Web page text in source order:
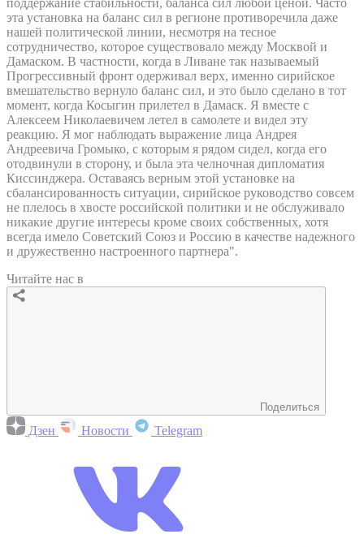
эта установка на баланс сил в регионе противоречила даже
нашей политической линии, несмотря на тесное
сотрудничество, которое существовало между Москвой и
Дамаском. В частности, когда в Ливане так называемый
Прогрессивный фронт одерживал верх, именно сирийское
вмешательство вернуло баланс сил, и это было сделано в тот
момент, когда Косыгин прилетел в Дамаск. Я вместе с
Алексеем Николаевичем летел в самолете и видел эту
реакцию. Я мог наблюдать выражение лица Андрея
Андреевича Громыко, с которым я рядом сидел, когда его
отодвинули в сторону, и была эта челночная дипломатия
Киссинджера. Оставаясь верным этой установке на
сбалансированность ситуации, сирийское руководство совсем
не плелось в хвосте российской политики и не обслуживало
никакие другие интересы кроме своих собственных, хотя
всегда имело Советский Союз и Россию в качестве надежного
и дружественно настроенного партнера".
Читайте нас в
Поделиться
Дзен Новости Telegram